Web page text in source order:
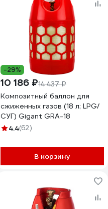
-29%
10 186 ₽14 437 ₽
Композитный баллон для
сжиженных газов (18 л; LPG/
СУГ) Gigant GRA-18
4.4(62)
В корзину